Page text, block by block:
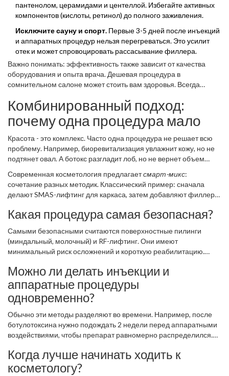
пантенолом, церамидами и центеллой. Избегайте активных
компонентов (кислоты, ретинол) до полного заживления.
Исключите сауну и спорт. Первые 3-5 дней после инъекций
и аппаратных процедур нельзя перегреваться. Это усилит
отек и может спровоцировать рассасывание филлера.
Важно понимать: эффективность также зависит от качества
оборудования и опыта врача. Дешевая процедура в
сомнительном салоне может стоить вам здоровья. Всегда
препаратов.
Комбинированный подход:
почему одна процедура мало
Красота - это комплекс. Часто одна процедура не решает всю
проблему. Например, биоревитализация увлажнит кожу, но не
подтянет овал. А ботокс разгладит лоб, но не вернет объем
Современная косметология предлагаетсмарт-микс:
сочетание разных методик. Классический пример: сначала
делают SMAS-лифтинг для каркаса, затем добавляют филлеры
биоревитализации для качества кожи. Такой подход дает
отдельными действиями. Обсудите план лечения с врачом
заранее, чтобы бюджет был распределен разумно.
Какая процедура самая безопасная?
Самыми безопасными считаются поверхностные пилинги
(миндальный, молочный) и RF-лифтинг. Они имеют
минимальный риск осложнений и короткую реабилитацию.
соблюдения противопоказаний.
Можно ли делать инъекции и
аппаратные процедуры
одновременно?
Обычно эти методы разделяют во времени. Например, после
ботулотоксина нужно подождать 2 недели перед аппаратными
воздействиями, чтобы препарат равномерно распределился.
назначению врача, так как тепло может повлиять на структуру
филлера.
Когда лучше начинать ходить к
косметологу?